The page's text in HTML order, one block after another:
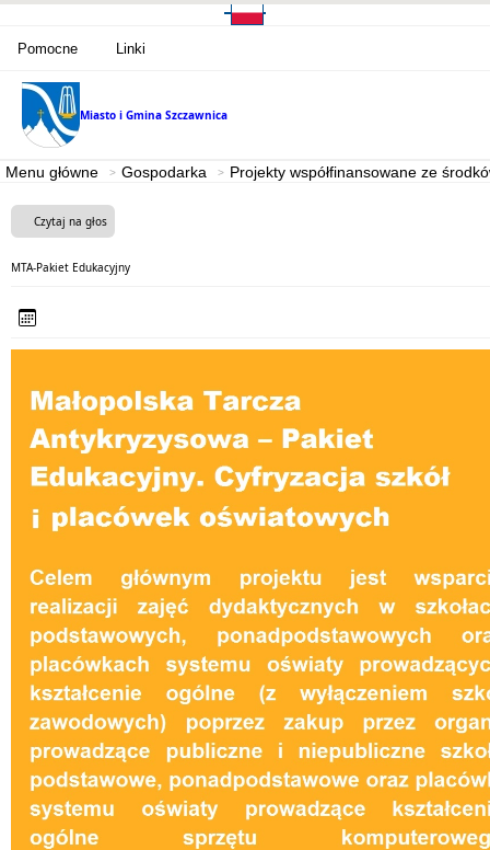
Pomocne Linki
Miasto i Gmina Szczawnica
Menu główne Gospodarka Projekty współfinansowane ze
Czytaj na głos
MTA-Pakiet Edukacyjny